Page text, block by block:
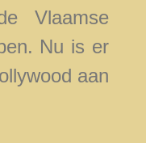
Vlaamse
Nu is er
aan